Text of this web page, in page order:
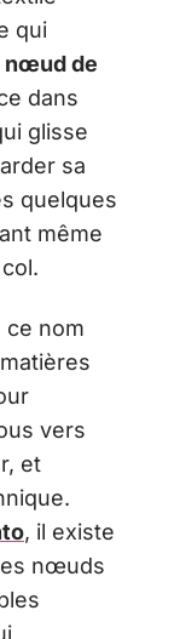
qui
nœud de
dans
glisse
sa
quelques
même
ce nom
vers
et
, il existe
nœuds